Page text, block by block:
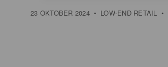
23 OKTOBER 2024 • LOW-END RETAIL •